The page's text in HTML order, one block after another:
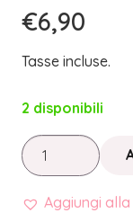
€6,90
Tasse incluse.
2 disponibili
ORECCHINO
SINGOLO
A
Aggiungi